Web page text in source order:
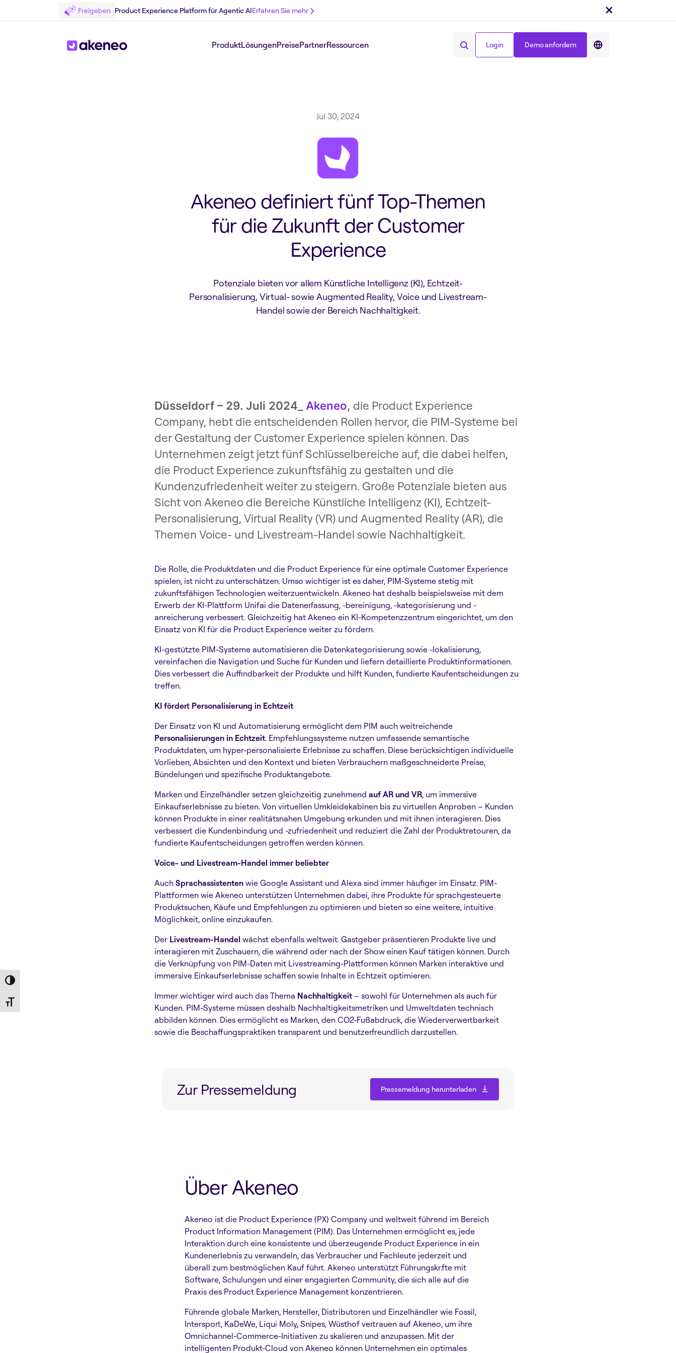
Toggle High Contrast
Toggle Font size
Freigeben Product Experience Platform für Agentic AIErfahren Sie mehr
ProduktLösungenPreisePartnerRessourcen Login Demo anfordern
Teilen auf :
Jul 30, 2024
Akeneo definiert fünf Top-Themen
für die Zukunft der Customer
Experience
Potenziale bieten vor allem Künstliche Intelligenz (KI), Echtzeit-
Personalisierung, Virtual- sowie Augmented Reality, Voice und Livestream-
Handel sowie der Bereich Nachhaltigkeit.
Düsseldorf – 29. Juli 2024_ Akeneo, die Product Experience
Company, hebt die entscheidenden Rollen hervor, die PIM-Systeme bei
der Gestaltung der Customer Experience spielen können. Das
Unternehmen zeigt jetzt fünf Schlüsselbereiche auf, die dabei helfen,
die Product Experience zukunftsfähig zu gestalten und die
Kundenzufriedenheit weiter zu steigern. Große Potenziale bieten aus
Sicht von Akeneo die Bereiche Künstliche Intelligenz (KI), Echtzeit-
Personalisierung, Virtual Reality (VR) und Augmented Reality (AR), die
Themen Voice- und Livestream-Handel sowie Nachhaltigkeit.
Die Rolle, die Produktdaten und die Product Experience für eine optimale Customer Experience
spielen, ist nicht zu unterschätzen. Umso wichtiger ist es daher, PIM-Systeme stetig mit
zukunftsfähigen Technologien weiterzuentwickeln. Akeneo hat deshalb beispielsweise mit dem
Erwerb der KI-Plattform Unifai die Datenerfassung, -bereinigung, -kategorisierung und -
anreicherung verbessert. Gleichzeitig hat Akeneo ein KI-Kompetenzzentrum eingerichtet, um den
Einsatz von KI für die Product Experience weiter zu fördern.
KI-gestützte PIM-Systeme automatisieren die Datenkategorisierung sowie -lokalisierung,
vereinfachen die Navigation und Suche für Kunden und liefern detaillierte Produktinformationen.
Dies verbessert die Auffindbarkeit der Produkte und hilft Kunden, fundierte Kaufentscheidungen zu
treffen.
KI fördert Personalisierung in Echtzeit
Der Einsatz von KI und Automatisierung ermöglicht dem PIM auch weitreichende
Personalisierungen in Echtzeit. Empfehlungssysteme nutzen umfassende semantische
Produktdaten, um hyper-personalisierte Erlebnisse zu schaffen. Diese berücksichtigen individuelle
Vorlieben, Absichten und den Kontext und bieten Verbrauchern maßgeschneiderte Preise,
Bündelungen und spezifische Produktangebote.
Marken und Einzelhändler setzen gleichzeitig zunehmend auf AR und VR, um immersive
Einkaufserlebnisse zu bieten. Von virtuellen Umkleidekabinen bis zu virtuellen Anproben – Kunden
können Produkte in einer realitätsnahen Umgebung erkunden und mit ihnen interagieren. Dies
verbessert die Kundenbindung und -zufriedenheit und reduziert die Zahl der Produktretouren, da
fundierte Kaufentscheidungen getroffen werden können.
Voice- und Livestream-Handel immer beliebter
Auch Sprachassistenten wie Google Assistant und Alexa sind immer häufiger im Einsatz. PIM-
Plattformen wie Akeneo unterstützen Unternehmen dabei, ihre Produkte für sprachgesteuerte
Produktsuchen, Käufe und Empfehlungen zu optimieren und bieten so eine weitere, intuitive
Möglichkeit, online einzukaufen.
Der Livestream-Handel wächst ebenfalls weltweit. Gastgeber präsentieren Produkte live und
interagieren mit Zuschauern, die während oder nach der Show einen Kauf tätigen können. Durch
die Verknüpfung von PIM-Daten mit Livestreaming-Plattformen können Marken interaktive und
immersive Einkaufserlebnisse schaffen sowie Inhalte in Echtzeit optimieren.
Immer wichtiger wird auch das Thema Nachhaltigkeit – sowohl für Unternehmen als auch für
Kunden. PIM-Systeme müssen deshalb Nachhaltigkeitsmetriken und Umweltdaten technisch
abbilden können. Dies ermöglicht es Marken, den CO2-Fußabdruck, die Wiederverwertbarkeit
sowie die Beschaffungspraktiken transparent und benutzerfreundlich darzustellen.
Zur Pressemeldung Pressemeldung herunterladen
Über Akeneo
Akeneo ist die Product Experience (PX) Company und weltweit führend im Bereich
Product Information Management (PIM). Das Unternehmen ermöglicht es, jede
Interaktion durch eine konsistente und überzeugende Product Experience in ein
Kundenerlebnis zu verwandeln, das Verbraucher und Fachleute jederzeit und
überall zum bestmöglichen Kauf führt. Akeneo unterstützt Führungskr.fte mit
Software, Schulungen und einer engagierten Community, die sich alle auf die
Praxis des Product Experience Management konzentrieren.
Führende globale Marken, Hersteller, Distributoren und Einzelhändler wie Fossil,
Intersport, KaDeWe, Liqui Moly, Snipes, Wüsthof vertrauen auf Akeneo, um ihre
Omnichannel-Commerce-Initiativen zu skalieren und anzupassen. Mit der
intelligenten Produkt-Cloud von Akeneo können Unternehmen ein optimales